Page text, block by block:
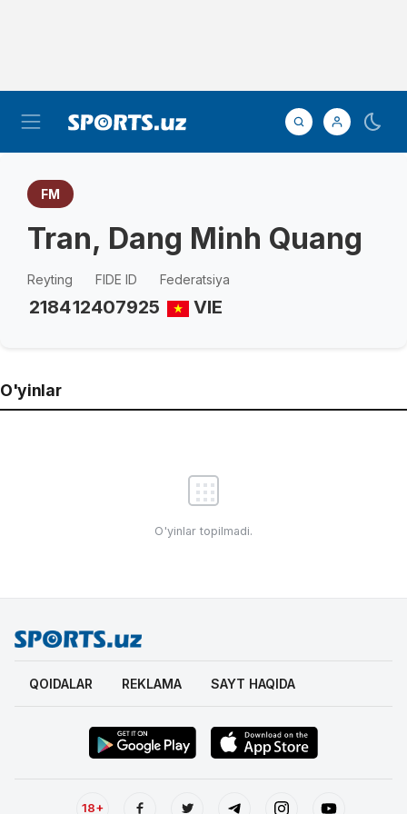
FM
Tran, Dang Minh Quang
Reyting
2184
FIDE ID
12407925
Federatsiya
VIE
O'yinlar
O'yinlar topilmadi.
QOIDALAR REKLAMA SAYT HAQIDA
18+